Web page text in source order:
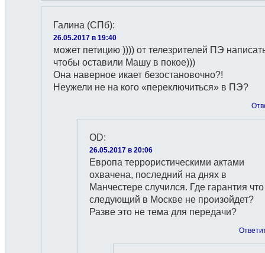
Галина (СПб):
26.05.2017 в 19:40
может петицию )))) от телезрителей ПЭ
чтобы оставили Машу в покое)))
Она наверное икает безостановочно?!
Неужели не на кого «переключиться» в ПЭ?
OD:
26.05.2017 в 20:06
Европа террористическими актами
охвачена, последний на днях в
Манчестере случился. Где гарантия что
следующий в Москве не произойдет?
Разве это не тема для передачи?